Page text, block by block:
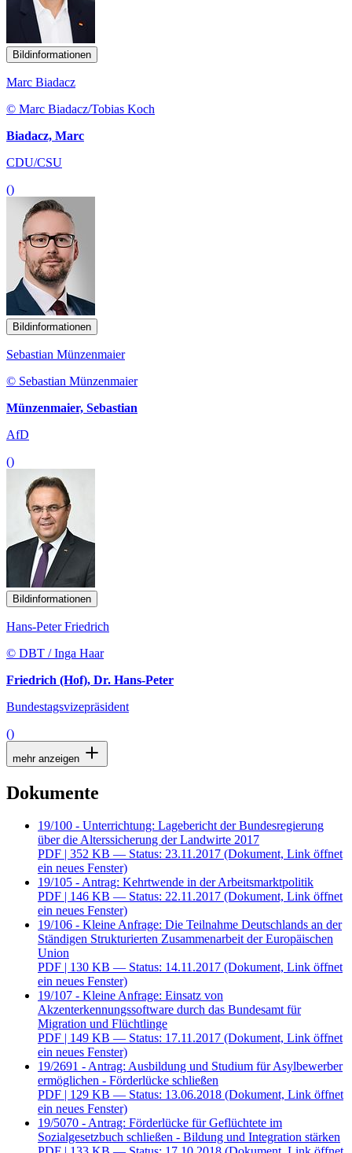
Bildinformationen
Marc Biadacz
© Marc Biadacz/Tobias Koch
Biadacz, Marc
CDU/CSU
()
Bildinformationen
Sebastian Münzenmaier
© Sebastian Münzenmaier
Münzenmaier, Sebastian
AfD
()
Bildinformationen
Hans-Peter Friedrich
© DBT / Inga Haar
Friedrich (Hof), Dr. Hans-Peter
Bundestagsvizepräsident
()
mehr anzeigen
Dokumente
19/100 - Unterrichtung: Lagebericht der Bundesregierung
über die Alterssicherung der Landwirte 2017
PDF | 352 KB — Status: 23.11.2017 (Dokument, Link öffnet
ein neues Fenster)
19/105 - Antrag: Kehrtwende in der Arbeitsmarktpolitik
PDF | 146 KB — Status: 22.11.2017 (Dokument, Link öffnet
ein neues Fenster)
19/106 - Kleine Anfrage: Die Teilnahme Deutschlands an der
Ständigen Strukturierten Zusammenarbeit der Europäischen
Union
PDF | 130 KB — Status: 14.11.2017 (Dokument, Link öffnet
ein neues Fenster)
19/107 - Kleine Anfrage: Einsatz von
Akzenterkennungssoftware durch das Bundesamt für
Migration und Flüchtlinge
PDF | 149 KB — Status: 17.11.2017 (Dokument, Link öffnet
ein neues Fenster)
19/2691 - Antrag: Ausbildung und Studium für Asylbewerber
ermöglichen - Förderlücke schließen
PDF | 129 KB — Status: 13.06.2018 (Dokument, Link öffnet
ein neues Fenster)
19/5070 - Antrag: Förderlücke für Geflüchtete im
Sozialgesetzbuch schließen - Bildung und Integration stärken